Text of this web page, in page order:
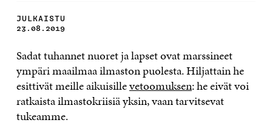
JULKAISTU
23.08.2019
Sadat tuhannet nuoret ja lapset ovat marssineet
ympäri maailmaa ilmaston puolesta. Hiljattain he
esittivät meille aikuisillevetoomuksen: he eivät voi
ratkaista ilmastokriisiä yksin, vaan tarvitsevat
tukeamme.